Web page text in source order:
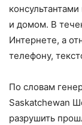
и домом. В
Интернете, а
телефону,
По словам
Saskatchewan
разрушить